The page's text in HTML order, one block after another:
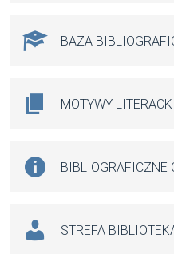
BAZA
MOTYWY
BIBLIOGRAFICZNE
STREFA